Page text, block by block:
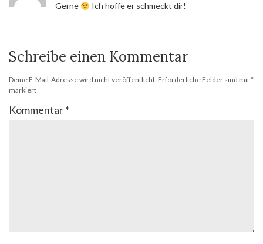
Gerne Ich hoffe er schmeckt dir!
Schreibe einen Kommentar
Deine E-Mail-Adresse wird nicht veröffentlicht. Erforderliche Felder sind mit*
markiert
Kommentar*